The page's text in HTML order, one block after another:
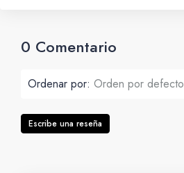
0 Comentario
Ordenar por: Orden por defecto
Escribe una reseña